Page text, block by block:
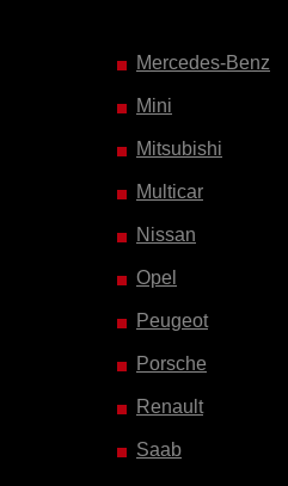
Mercedes-Benz
Mini
Mitsubishi
Multicar
Nissan
Opel
Peugeot
Porsche
Renault
Saab